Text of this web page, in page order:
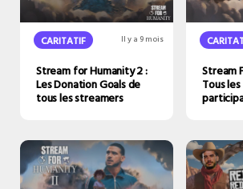
CARITATIF Il y a 9 mois
Stream for Humanity 2 :
Les Donation Goals de
tous les streamers
Stream
Tous